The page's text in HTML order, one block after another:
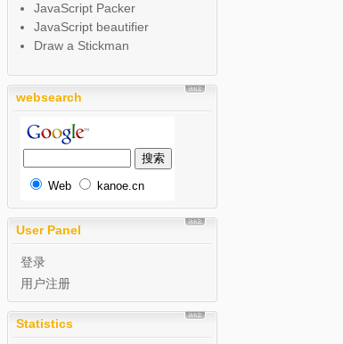
JavaScript Packer
JavaScript beautifier
Draw a Stickman
websearch
Web kanoe.cn
User Panel
登录
用户注册
Statistics